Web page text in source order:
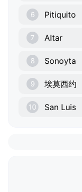
6 Pitiquito
7 Altar
8 Sonoyta
9 埃莫西约
10 San Luis